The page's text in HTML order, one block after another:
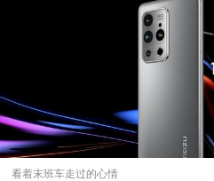
看着末班车走过的心情